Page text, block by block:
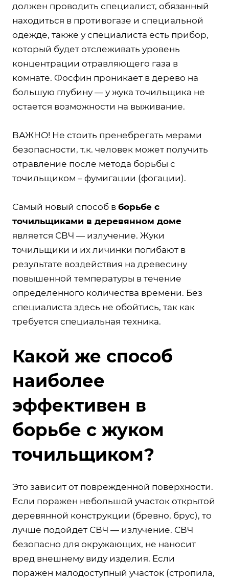
должен проводить специалист, обязанный
находиться в противогазе и специальной
одежде, также у специалиста есть прибор,
который будет отслеживать уровень
концентрации отравляющего газа в
комнате. Фосфин проникает в дерево на
большую глубину — у жука точильщика не
остается возможности на выживание.
ВАЖНО! Не стоить пренебрегать мерами
безопасности, т.к. человек может получить
отравление после метода борьбы с
точильщиком – фумигации (фогации).
Самый новый способ в борьбе с
точильщиками в деревянном доме
является СВЧ — излучение. Жуки
точильщики и их личинки погибают в
результате воздействия на древесину
повышенной температуры в течение
определенного количества времени. Без
специалиста здесь не обойтись, так как
требуется специальная техника.
Какой же способ
наиболее
эффективен в
борьбе с жуком
точильщиком?
Это зависит от поврежденной поверхности.
Если поражен небольшой участок открытой
деревянной конструкции (бревно, брус), то
лучше подойдет СВЧ — излучение. СВЧ
безопасно для окружающих, не наносит
вред внешнему виду изделия. Если
поражен малодоступный участок (стропила,